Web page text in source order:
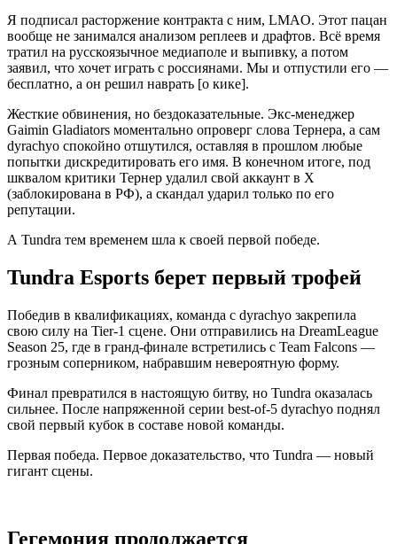
Я подписал расторжение контракта с ним, LMAO. Этот пацан
вообще не занимался анализом реплеев и драфтов. Всё время
тратил на русскоязычное медиаполе и выпивку, а потом
заявил, что хочет играть с россиянами. Мы и отпустили его —
бесплатно, а он решил наврать [о кике].
Жесткие обвинения, но бездоказательные. Экc-менеджер
Gaimin Gladiators моментально опроверг слова Тернера, а сам
dyrachyo спокойно отшутился, оставляя в прошлом любые
попытки дискредитировать его имя. В конечном итоге, под
шквалом критики Тернер удалил свой аккаунт в X
(заблокирована в РФ), а скандал ударил только по его
репутации.
А Tundra тем временем шла к своей первой победе.
Tundra Esports берет первый трофей
Победив в квалификациях, команда с dyrachyo закрепила
свою силу на Tier-1 сцене. Они отправились на DreamLeague
Season 25, где в гранд-финале встретились с Team Falcons —
грозным соперником, набравшим невероятную форму.
Финал превратился в настоящую битву, но Tundra оказалась
сильнее. После напряженной серии best-of-5 dyrachyo поднял
свой первый кубок в составе новой команды.
Первая победа. Первое доказательство, что Tundra — новый
гигант сцены.
Гегемония продолжается